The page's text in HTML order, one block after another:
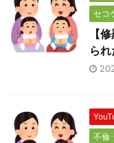
セコ
【
ら
不倫